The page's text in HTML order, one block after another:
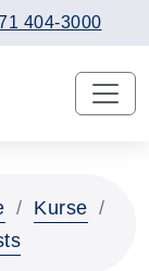
404-3000
Kurse